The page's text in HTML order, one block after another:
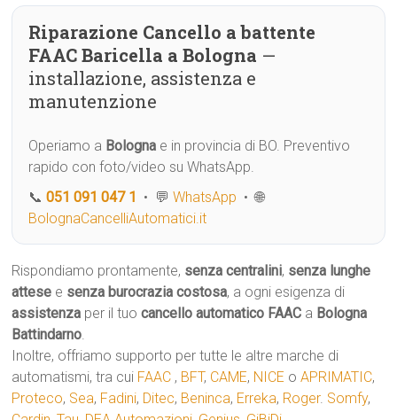
Riparazione Cancello a battente
FAAC Baricella a Bologna —
installazione, assistenza e
manutenzione
Operiamo a Bologna e in provincia di BO. Preventivo
rapido con foto/video su WhatsApp.
📞051 091 047 1 • 💬WhatsApp • 🌐
BolognaCancelliAutomatici.it
Rispondiamo prontamente, senza centralini, senza lunghe
attese e senza burocrazia costosa, a ogni esigenza di
assistenza per il tuocancello automatico FAAC a Bologna
Battindarno.
Inoltre, offriamo supporto per tutte le altre marche di
automatismi, tra cui FAAC , BFT, CAME, NICE oAPRIMATIC,
Proteco, Sea, Fadini, Ditec, Beninca, Erreka, Roger. Somfy,